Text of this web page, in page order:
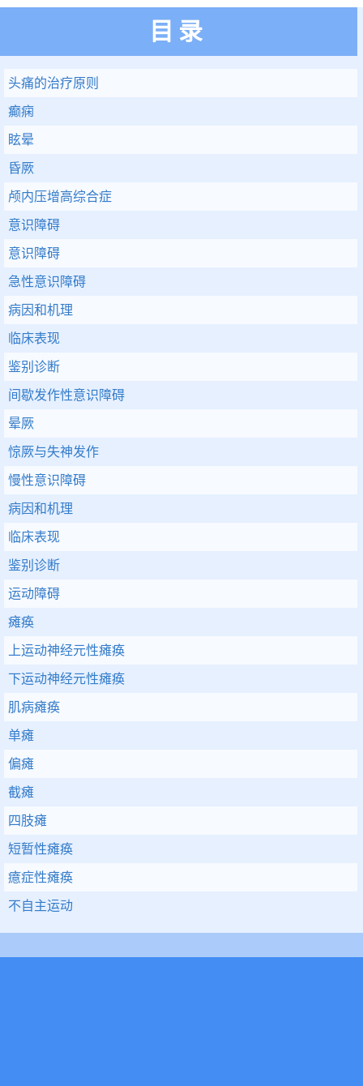
目录
头痛的治疗原则
癫痫
眩晕
昏厥
颅内压增高综合症
意识障碍
意识障碍
急性意识障碍
病因和机理
临床表现
鉴别诊断
间歇发作性意识障碍
晕厥
惊厥与失神发作
慢性意识障碍
病因和机理
临床表现
鉴别诊断
运动障碍
瘫痪
上运动神经元性瘫痪
下运动神经元性瘫痪
肌病瘫痪
单瘫
偏瘫
截瘫
四肢瘫
短暂性瘫痪
癔症性瘫痪
不自主运动